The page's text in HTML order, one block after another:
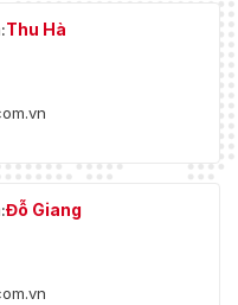
Thu Hà
Đỗ Giang